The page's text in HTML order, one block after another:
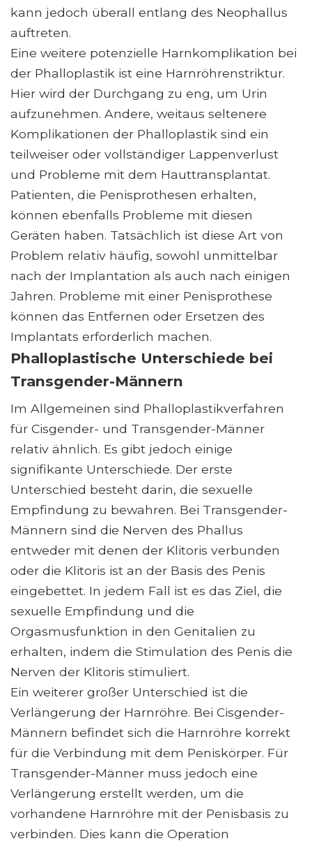
kann jedoch überall entlang des Neophallus
auftreten.
Eine weitere potenzielle Harnkomplikation bei
der Phalloplastik ist eine Harnröhrenstriktur.
Hier wird der Durchgang zu eng, um Urin
aufzunehmen. Andere, weitaus seltenere
Komplikationen der Phalloplastik sind ein
teilweiser oder vollständiger Lappenverlust
und Probleme mit dem Hauttransplantat.
Patienten, die Penisprothesen erhalten,
können ebenfalls Probleme mit diesen
Geräten haben. Tatsächlich ist diese Art von
Problem relativ häufig, sowohl unmittelbar
nach der Implantation als auch nach einigen
Jahren. Probleme mit einer Penisprothese
können das Entfernen oder Ersetzen des
Implantats erforderlich machen.
Phalloplastische Unterschiede bei
Transgender-Männern
Im Allgemeinen sind Phalloplastikverfahren
für Cisgender- und Transgender-Männer
relativ ähnlich. Es gibt jedoch einige
signifikante Unterschiede. Der erste
Unterschied besteht darin, die sexuelle
Empfindung zu bewahren. Bei Transgender-
Männern sind die Nerven des Phallus
entweder mit denen der Klitoris verbunden
oder die Klitoris ist an der Basis des Penis
eingebettet. In jedem Fall ist es das Ziel, die
sexuelle Empfindung und die
Orgasmusfunktion in den Genitalien zu
erhalten, indem die Stimulation des Penis die
Nerven der Klitoris stimuliert.
Ein weiterer großer Unterschied ist die
Verlängerung der Harnröhre. Bei Cisgender-
Männern befindet sich die Harnröhre korrekt
für die Verbindung mit dem Peniskörper. Für
Transgender-Männer muss jedoch eine
Verlängerung erstellt werden, um die
vorhandene Harnröhre mit der Penisbasis zu
verbinden. Dies kann die Operation